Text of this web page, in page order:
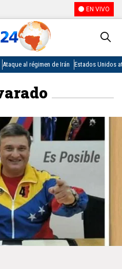
EN VIVO
Ataque al régimen de Irán Estados Unidos